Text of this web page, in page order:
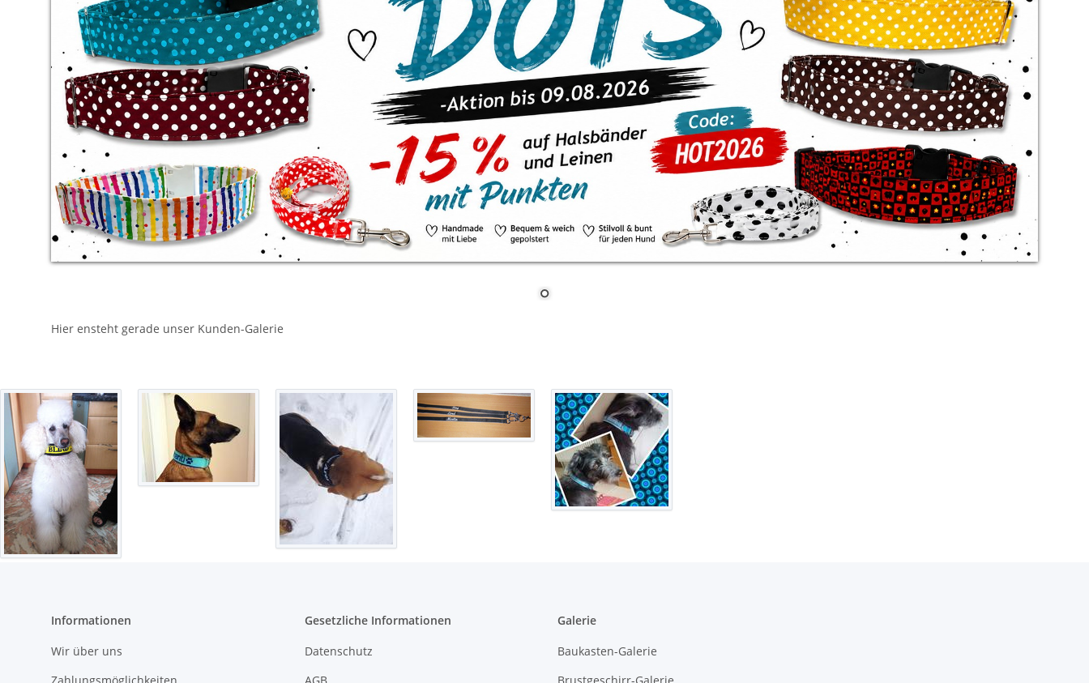
Hier ensteht gerade unser Kunden-Galerie
Informationen
Wir über uns
Gesetzliche Informationen
Datenschutz
Galerie
Baukasten-Galerie